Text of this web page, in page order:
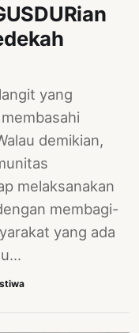
yang
demikian,
melaksanakan
membagi-
yang ada